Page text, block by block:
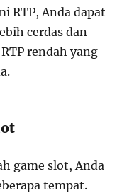
RTP, Anda dapat
cerdas dan
rendah yang
game slot, Anda
tempat.